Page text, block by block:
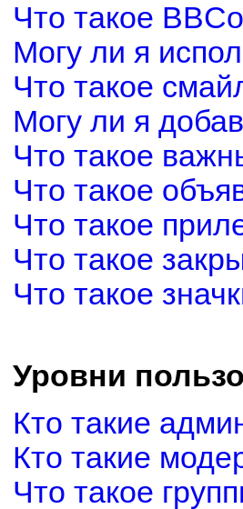
Что такое
Могу ли я
Что такое
Могу ли я
Что такое
Что такое
Что такое
Что такое
Что такое
Уровни
Кто такие
Кто такие
Что такое